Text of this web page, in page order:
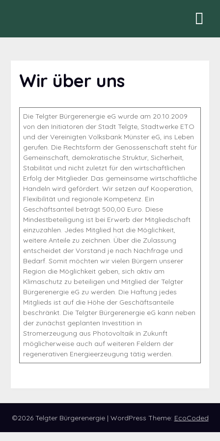
Wir über uns
Die Telgter Bürgerenergie eG wurde am 20.10.2009
von den Initiatoren der Stadt Telgte, Stadtwerke ETO
und der Vereinigten Volksbank Münster eG, ins Leben
gerufen. Die Rechtsform der Genossenschaft steht für
Gemeinschaft, demokratische Struktur, Sicherheit,
Stabilität und nicht zuletzt für den wirtschaftlichen
Erfolg der Mitglieder. Das gemeinsame wirtschaftliche
Handeln wird gefördert. Wir setzen auf Kooperation,
Flexibilität und regionale Kompetenz. Ein
Geschäftsanteil beträgt 500,00 Euro. Diese
Mindestbeteiligung ist bei Erwerb der Mitgliedschaft
einzuzahlen. Jedes Mitglied hat die Möglichkeit,
weitere Anteile zu zeichnen. Über die Zulassung
entscheidet der Vorstand je nach Nachfrage und
Bedarf. Somit möchten wir vielen Bürgern unserer
Region die Möglichkeit geben, sich aktiv am
Klimaschutz zu beteiligen und Mitglied der Telgter
Bürgerenergie eG zu werden. Die Haftung jedes
Mitglieds ist auf die Höhe der Geschäftsanteile
beschränkt. Die Telgter Bürgerenergie eG kann neben
der zunächst geplanten Investition in
Stromerzeugung aus Photovoltaik in Zukunft
möglicherweise auch auf weiteren Feldern der
regenerativen Energieerzeugung tätig werden.
©2026 Telgter Bürgerenergie | WordPress Theme: EcoCoded